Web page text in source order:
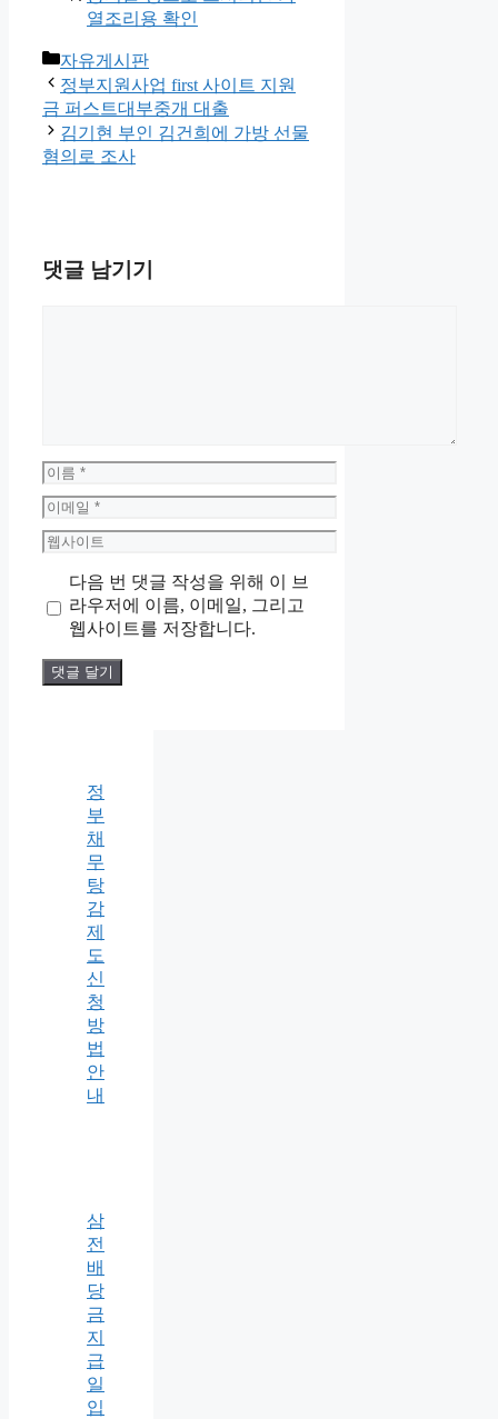
열조리용 확인
카
테
고
리
자유게시판
정부지원사업 first 사이트 지원
금 퍼스트대부중개 대출
김기현 부인 김건희에 가방 선물
혐의로 조사
댓글 남기기
이
름
이
메
일
웹
트
다음 번 댓글 작성을 위해 이 브
라우저에 이름, 이메일, 그리고
웹사이트를 저장합니다.
정
부
채
무
탕
감
제
도
신
청
방
법
안
내
삼
전
배
당
금
지
급
일
입